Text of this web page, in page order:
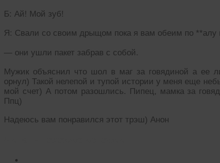
Б: Ай! Мой зуб!
Я: Свали со своим дрыщом пока я вам обеим по **алу
— они ушли пакет забрав с собой.
Мужик объяснил что шол в маг за говядиной а ее
орнул) Такой нелепой и тупой истории у меня еще
мой счет) А потом разошлись. Пипец, мамка за
Ппц)
Надеюсь вам понравился этот трэш) Анон